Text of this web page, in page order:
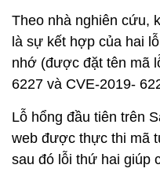
Theo nhà nghiên cứu,
là sự kết hợp của hai
nhớ (được đặt tên mã
6227 và CVE-2019-
Lỗ hổng đầu tiên trên
web được thực thi mã
sau đó lỗi thứ hai giúp